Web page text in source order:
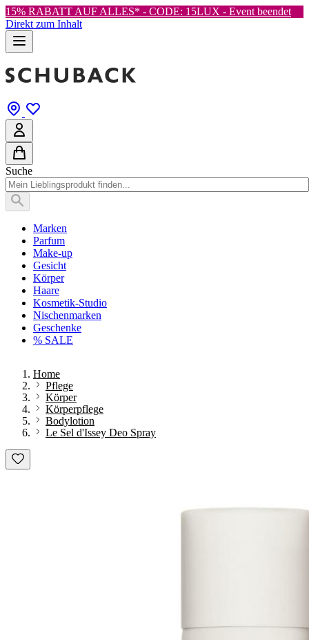
15% RABATT AUF ALLES* - CODE: 15LUX - Event beendet
Direkt zum Inhalt
Suche
Marken
Parfum
Make-up
Gesicht
Körper
Haare
Kosmetik-Studio
Nischenmarken
Geschenke
% SALE
Home
Pflege
Körper
Körperpflege
Bodylotion
Le Sel d'Issey Deo Spray